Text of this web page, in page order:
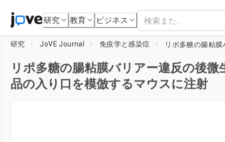
研究 教育 ビジネス
研究 JoVE Journal 免疫学と感染症
リポ多糖の腸粘膜バリアー違反の後微
品の入り口を模倣するマウスに注射